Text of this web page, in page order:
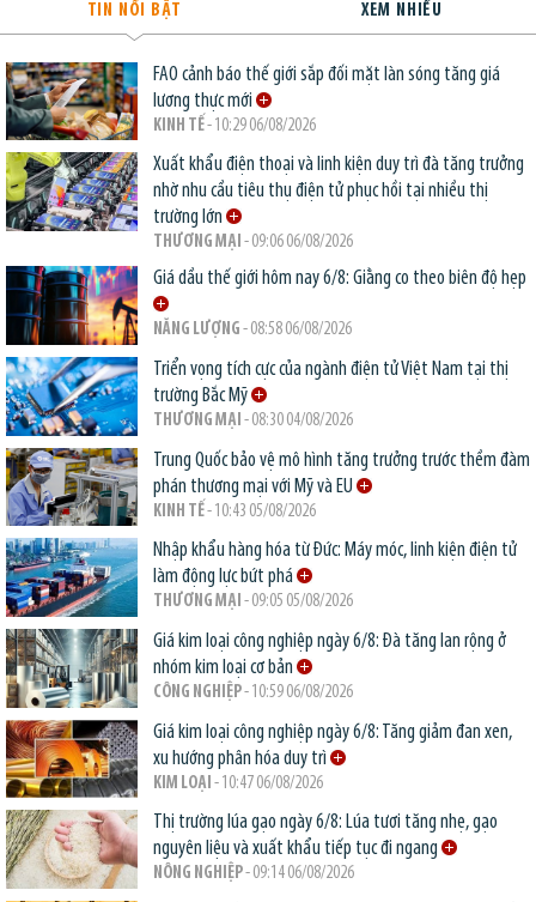
TIN NỔI BẬT XEM NHIỀU
FAO cảnh báo thế giới sắp đối mặt làn sóng tăng giá
lương thực mới
KINH TẾ- 10:29 06/08/2026
Xuất khẩu điện thoại và linh kiện duy trì đà tăng trưởng
nhờ nhu cầu tiêu thụ điện tử phục hồi tại nhiều thị
trường lớn
THƯƠNG MẠI - 09:06 06/08/2026
Giá dầu thế giới hôm nay 6/8: Giằng co theo biên độ hẹp
NĂNG LƯỢNG - 08:58 06/08/2026
Triển vọng tích cực của ngành điện tử Việt Nam tại thị
trường Bắc Mỹ
THƯƠNG MẠI - 08:30 04/08/2026
Trung Quốc bảo vệ mô hình tăng trưởng trước thềm đàm
phán thương mại với Mỹ và EU
KINH TẾ- 10:43 05/08/2026
Nhập khẩu hàng hóa từ Đức: Máy móc, linh kiện điện tử
làm động lực bứt phá
THƯƠNG MẠI - 09:05 05/08/2026
Giá kim loại công nghiệp ngày 6/8: Đà tăng lan rộng ở
nhóm kim loại cơ bản
CÔNG NGHIỆP- 10:59 06/08/2026
Giá kim loại công nghiệp ngày 6/8: Tăng giảm đan xen,
xu hướng phân hóa duy trì
KIM LOẠI - 10:47 06/08/2026
Thị trường lúa gạo ngày 6/8: Lúa tươi tăng nhẹ, gạo
nguyên liệu và xuất khẩu tiếp tục đi ngang
NÔNG NGHIỆP- 09:14 06/08/2026